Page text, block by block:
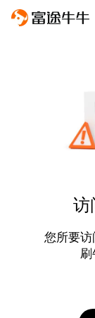
访
您所要
刷